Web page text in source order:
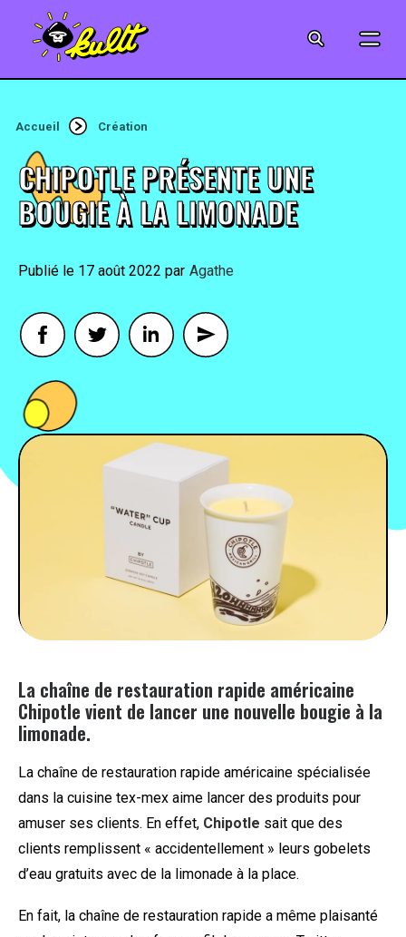
MUSIQUE
JEUX-VIDÉO
PEOPLE
BONS PLANS
SOUTENEZ KULTT
Accueil Création
CHIPOTLE PRÉSENTE UNE
BOUGIE À LA LIMONADE
17 août 2022 By Agathe
La chaîne de restauration rapide américaine
Chipotle vient de lancer une nouvelle bougie à la
limonade.
La chaîne de restauration rapide américaine spécialisée
dans la cuisine tex-mex aime lancer des produits pour
amuser ses clients. En effet, Chipotle sait que des
clients remplissent « accidentellement » leurs gobelets
d’eau gratuits avec de la limonade à la place.
En fait, la chaîne de restauration rapide a même plaisanté